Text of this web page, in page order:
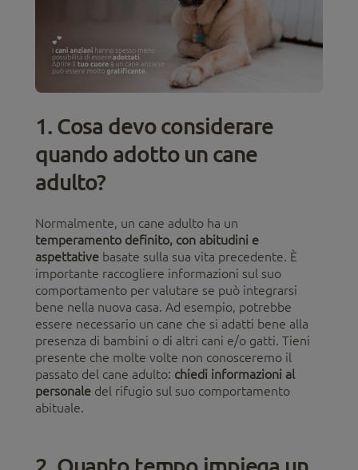
1. Cosa devo considerare
quando adotto un cane
adulto?
Normalmente, un cane adulto ha un
temperamento definito, con abitudini e
aspettative basate sulla sua vita precedente. È
importante raccogliere informazioni sul suo
comportamento per valutare se può integrarsi
bene nella nuova casa. Ad esempio, potrebbe
essere necessario un cane che si adatti bene alla
presenza di bambini o di altri cani e/o gatti. Tieni
presente che molte volte non conosceremo il
passato del cane adulto: chiedi informazioni al
personale del rifugio sul suo comportamento
abituale.